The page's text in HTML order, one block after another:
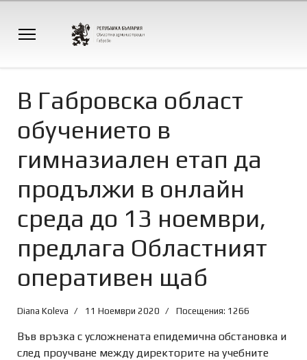
В Габровска област
обучението в
гимназиален етап да
продължи в онлайн
среда до 13 ноември,
предлага Областният
оперативен щаб
Diana Koleva 11 Ноември 2020 Посещения: 1266
Във връзка с усложнената епидемична обстановка и
след проучване между директорите на учебните